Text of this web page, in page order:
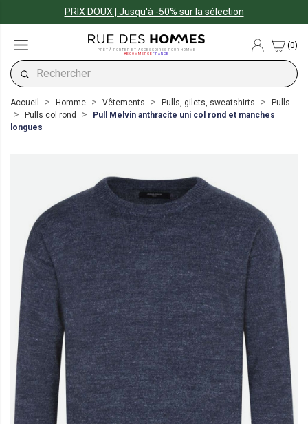
PRIX DOUX | Jusqu'à -50% sur la sélection
PRÊT-À-PORTER ET ACCESSOIRES POUR HOMME
#ECOMMERCEFRANCE
(0)
Accueil Homme Vêtements Pulls, gilets, sweatshirts
Pulls
Pulls col rond
Pull Melvin anthracite uni col rond et manches
longues